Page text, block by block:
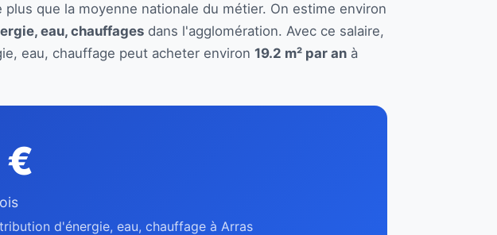
plus que la moyenne nationale du métier. On estime environ
eau, chauffages dans l'agglomération. Avec ce salaire,
eau, chauffage peut acheter environ 19.2 m² par an à
d'énergie, eau, chauffage à Arras